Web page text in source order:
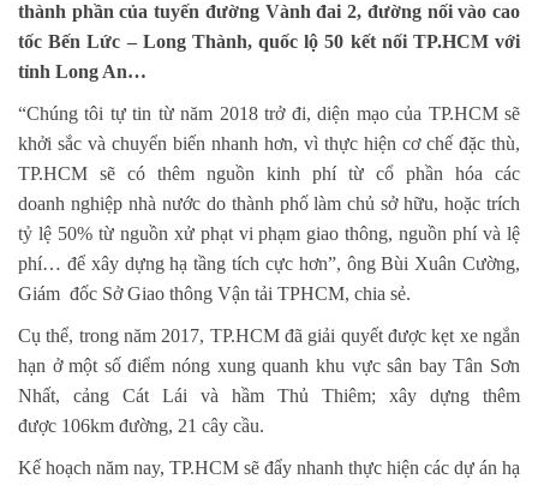
thành phần của tuyến đường Vành đai 2, đường nối vào cao
tốcBến Lức – Long Thành, quốc lộ 50 kết nối TP.HCM với
tỉnh Long An…
“Chúng tôi tự tin từ năm 2018 trở đi, diện mạo của TP.HCM sẽ
khởi sắc và chuyển biến nhanh hơn, vì thực hiện cơ chế đặc thù,
TP.HCM sẽ có thêm nguồn kinh phí từ cổ phần hóa các
doanh nghiệp nhà nước do thành phố làm chủ sở hữu, hoặc trích
tỷ lệ 50% từ nguồn xử phạt vi phạm giao thông, nguồn phí và lệ
phí… để xây dựng hạ tầng tích cực hơn”, ông Bùi Xuân Cường,
Giám đốc Sở Giao thông Vận tải TPHCM, chia sẻ.
Cụ thể, trong năm 2017, TP.HCM đã giải quyết được kẹt xe ngắn
hạn ở một số điểm nóng xungquanh khu vực sân bay Tân Sơn
Nhất, cảng Cát Lái và hầm Thủ Thiêm; xây dựng thêm
được 106km đường, 21 cây cầu.
Kế hoạch năm nay, TP.HCM sẽ đẩy nhanh thực hiện các dự án hạ